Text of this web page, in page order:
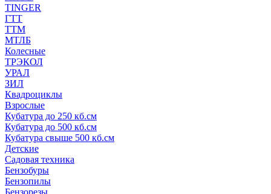
TINGER
ГТТ
ТТМ
МТЛБ
Колесные
ТРЭКОЛ
УРАЛ
ЗИЛ
Квадроциклы
Взрослые
Кубатура до 250 кб.см
Кубатура до 500 кб.см
Кубатура свыше 500 кб.см
Детские
Садовая техника
Бензобуры
Бензопилы
Бензорезы